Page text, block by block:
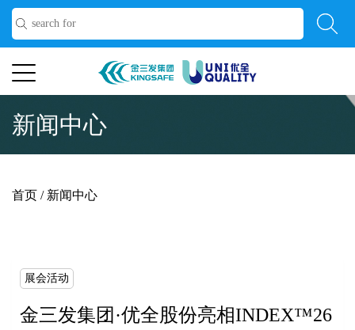
新闻中心
首页 / 新闻中心
展会活动
金三发集团·优全股份亮相INDEX™26